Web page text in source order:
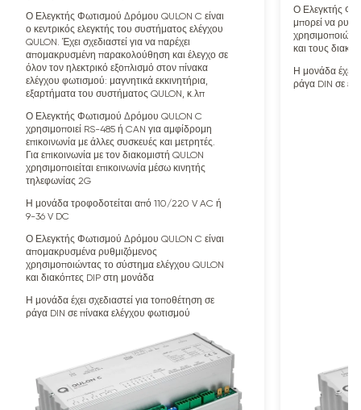
Ο Ελεγκτής Φωτισμού Δρόμου QULON C είναι
ο κεντρικός ελεγκτής του συστήματος ελέγχου
QULON. Έχει σχεδιαστεί για να παρέχει
απομακρυσμένη παρακολούθηση και έλεγχο σε
όλον τον ηλεκτρικό εξοπλισμό στον πίνακα
ελέγχου φωτισμού: μαγνητικά εκκινητήρια,
εξαρτήματα του συστήματος QULON, κ.λπ
Ο Ελεγκτής Φωτισμού Δρόμου QULON C
χρησιμοποιεί RS-485 ή CAN για αμφίδρομη
επικοινωνία με άλλες συσκευές και μετρητές.
Για επικοινωνία με τον διακομιστή QULON
χρησιμοποιείται επικοινωνία μέσω κινητής
τηλεφωνίας 2G
Η μονάδα τροφοδοτείται από 110/220 V AC ή
9-36 V DC
Ο Ελεγκτής Φωτισμού Δρόμου QULON C είναι
απομακρυσμένα ρυθμιζόμενος
χρησιμοποιώντας το σύστημα ελέγχου QULON
και διακόπτες DIP στη μονάδα
Η μονάδα έχει σχεδιαστεί για τοποθέτηση σε
ράγα DIN σε πίνακα ελέγχου φωτισμού
Ο Ελεγκτής
μπορεί να
και τους
Η μονάδα έχει
ράγα DIN σε